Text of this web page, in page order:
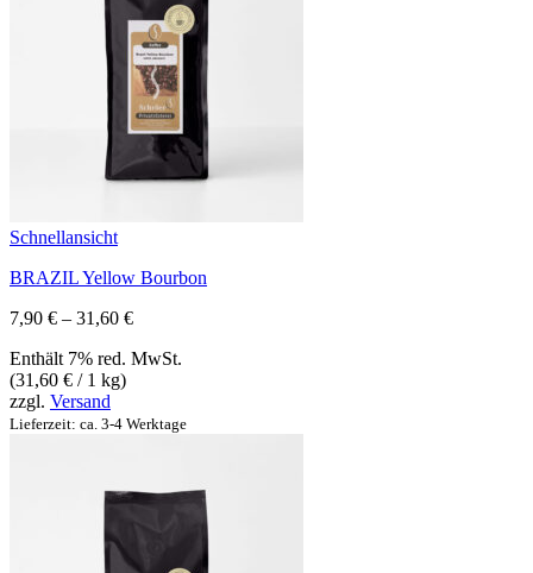
Schnellansicht
BRAZIL Yellow Bourbon
7,90 € – 31,60 €Preisspanne:
bis
Enthält 7% red. MwSt.
(31,60 € / 1 kg)
zzgl. Versand
Lieferzeit: ca. 3-4 Werktage